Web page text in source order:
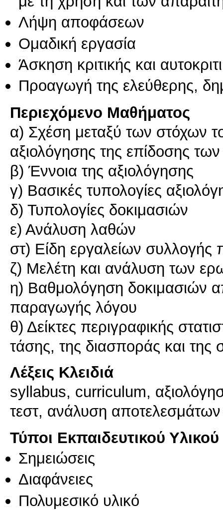
Λήψη αποφάσεων
Ομαδική εργασία
Άσκηση κριτικής και
Προαγωγή της ελεύθερης,
Περιεχόμενο Μαθήματος
α) Σχέση μεταξύ των στόχων
αξιολόγησης της επίδοσης
β) Έννοια της αξιολόγησης
γ) Βασικές τυπολογίες
δ) Τυπολογίες δοκιμασιών
ε) Ανάλυση λαθών
στ) Είδη εργαλείων συλλογής
ζ) Μελέτη και ανάλυση των
η) Βαθμολόγηση δοκιμασιών
παραγωγής λόγου
θ) Δείκτες περιγραφικής
Λέξεις Κλειδιά
syllabus, curriculum,
τεστ, ανάλυση αποτελεσμάτων
Τύποι Εκπαιδευτικού Υλικού
Σημειώσεις
Διαφάνειες
Πολυμεσικό υλικό